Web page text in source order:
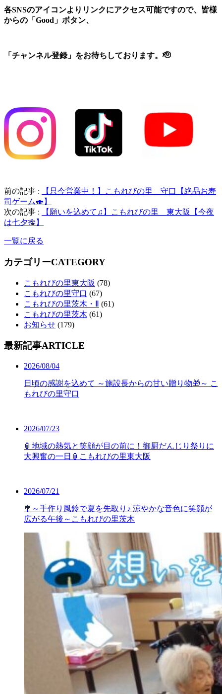
各SNSのアイコンよりリンクにアクセス可能ですので、皆様
からの「Good」ボタン、
「チャンネル登録」をお待ちしております。🫡
前の記事 :
【只今営業中！】こもれびの里 守口【絶品お寿
司ゲーム🍣】
次の記事 :
【願いを込めて♫】こもれびの里 東大阪【今夜
は七夕🎋】
一覧に戻る
カテゴリーCATEGORY
こもれびの里東大阪 (78)
こもれびの里守口 (67)
こもれびの里茨木・Ⅱ
(61)
こもれびの里茨木 (61)
お知らせ (179)
最新記事ARTICLE
2026/08/04
日頃の感謝を込めて ～施設長からの甘い贈り物🎁～ こ
もれびの里守口
2026/07/23
🏮地域の熱気と笑顔が目の前に！御厨だんじり祭りに
大興奮の一日🏮こもれびの里東大阪
2026/07/21
🎐～手作り風鈴で夏を先取り♪ 涼やかな音色に笑顔が
広がる午後～こもれびの里茨木